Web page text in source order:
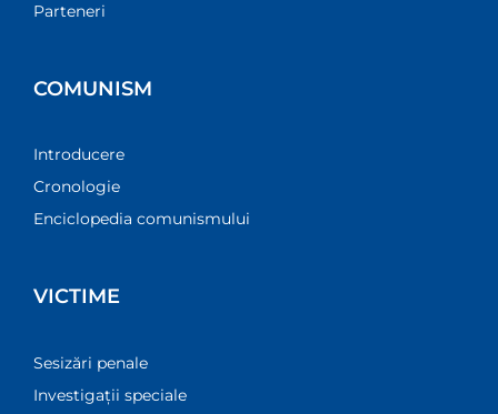
Parteneri
COMUNISM
Introducere
Cronologie
Enciclopedia comunismului
VICTIME
Sesizări penale
Investigații speciale